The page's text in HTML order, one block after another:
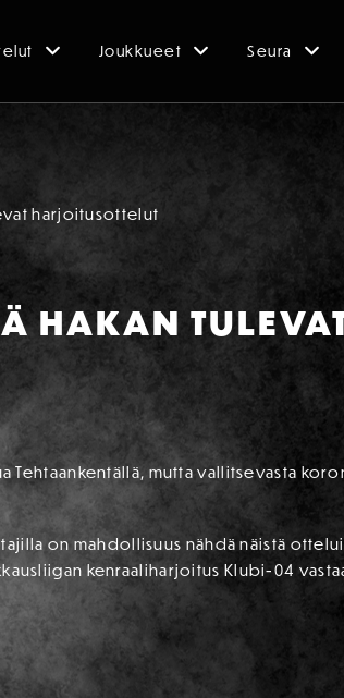
Joukkueet Seura
harjoitusottelut
HAKAN
Tehtaankentällä, mutta vallitsevasta
on mahdollisuus nähdä näistä
kenraaliharjoitus Klubi-04